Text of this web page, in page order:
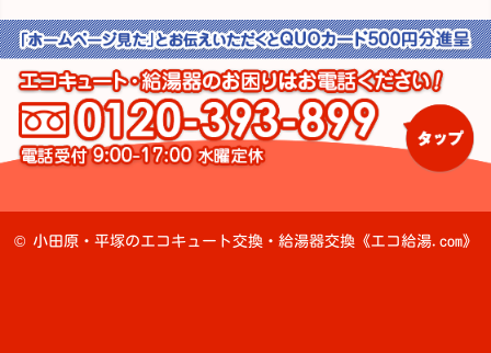
© 小田原・平塚のエコキュート交換・給湯器交換《エコ給湯.com》